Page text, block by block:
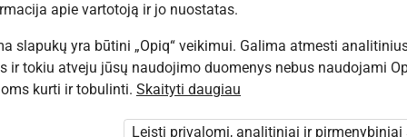
Jūs nesate prisijungęs prie „Opiq“.
apie vartotoją ir jo nuostatas.
slapukų yra būtini „Opiq“ veikimui. Galima atmesti
ir tokiu atveju jūsų naudojimo duomenys nebus naudojami
kurti ir tobulinti. Skaityti daugiau
Leisti privalomi, analitiniai ir pirmenybiniai